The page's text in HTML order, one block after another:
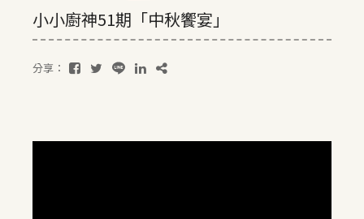
小小廚神51期「中秋饗宴」
分享：